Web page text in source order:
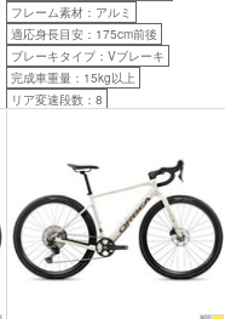
フレーム素材：アルミ
適応身長目安：175cm前後
ブレーキタイプ：Vブレーキ
完成車重量：15kg以上
リア変速段数：8